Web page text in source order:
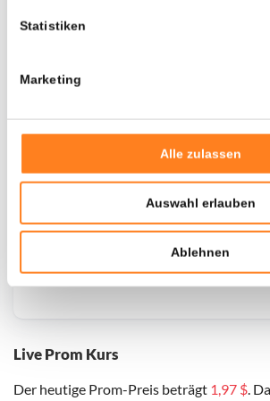
Statistiken
Marketing
Alle zulassen
Auswahl erlauben
Ablehnen
Live Prom Kurs
Der heutige Prom-Preis beträgt 1,97 $.
$2.690,89